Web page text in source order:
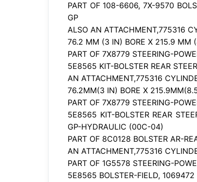
PART OF 108-6606, 7X-9570
GP
ALSO AN ATTACHMENT,775316
76.2 MM (3 IN) BORE X 215.9 MM
PART OF 7X8779 STEERING-
5E8565 KIT-BOLSTER REAR
AN ATTACHMENT,775316
76.2MM(3 IN) BORE X
PART OF 7X8779 STEERING-
5E8565 KIT-BOLSTER REAR
GP-HYDRAULIC (00C-04)
PART OF 8C0128 BOLSTER AR-
AN ATTACHMENT,775316
PART OF 1G5578 STEERING-
5E8565 BOLSTER-FIELD,